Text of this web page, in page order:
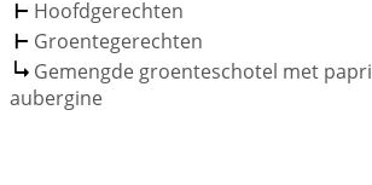
Hoofdgerechten
Groentegerechten
Gemengde groenteschotel met
aubergine